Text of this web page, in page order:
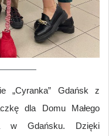
„Cyranka” Gdańsk z
dla Domu Małego
w Gdańsku. Dzięki